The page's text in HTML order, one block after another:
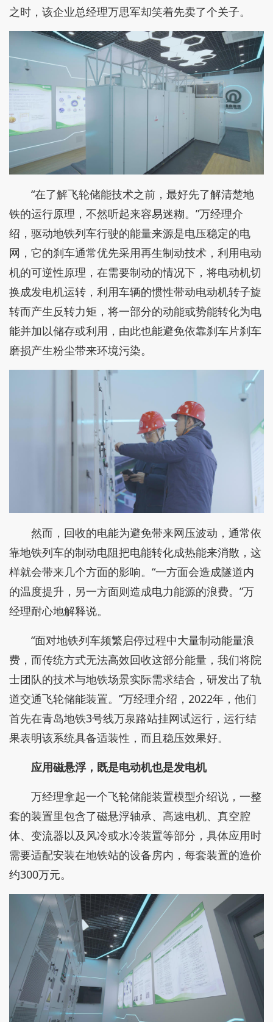
之时，该企业总经理万思军却笑着先卖了个关子。
“在了解飞轮储能技术之前，最好先了解清楚地
铁的运行原理，不然听起来容易迷糊。”万经理介
绍，驱动地铁列车行驶的能量来源是电压稳定的电
网，它的刹车通常优先采用再生制动技术，利用电动
机的可逆性原理，在需要制动的情况下，将电动机切
换成发电机运转，利用车辆的惯性带动电动机转子旋
转而产生反转力矩，将一部分的动能或势能转化为电
能并加以储存或利用，由此也能避免依靠刹车片刹车
磨损产生粉尘带来环境污染。
然而，回收的电能为避免带来网压波动，通常依
靠地铁列车的制动电阻把电能转化成热能来消散，这
样就会带来几个方面的影响。“一方面会造成隧道内
的温度提升，另一方面则造成电力能源的浪费。”万
经理耐心地解释说。
“面对地铁列车频繁启停过程中大量制动能量浪
费，而传统方式无法高效回收这部分能量，我们将院
士团队的技术与地铁场景实际需求结合，研发出了轨
道交通飞轮储能装置。”万经理介绍，2022年，他们
首先在青岛地铁3号线万泉路站挂网试运行，运行结
果表明该系统具备适装性，而且稳压效果好。
应用磁悬浮，既是电动机也是发电机
万经理拿起一个飞轮储能装置模型介绍说，一整
套的装置里包含了磁悬浮轴承、高速电机、真空腔
体、变流器以及风冷或水冷装置等部分，具体应用时
需要适配安装在地铁站的设备房内，每套装置的造价
约300万元。